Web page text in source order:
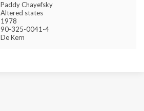
Paddy Chayefsky
Altered states
1978
90-325-0041-4
De Kern